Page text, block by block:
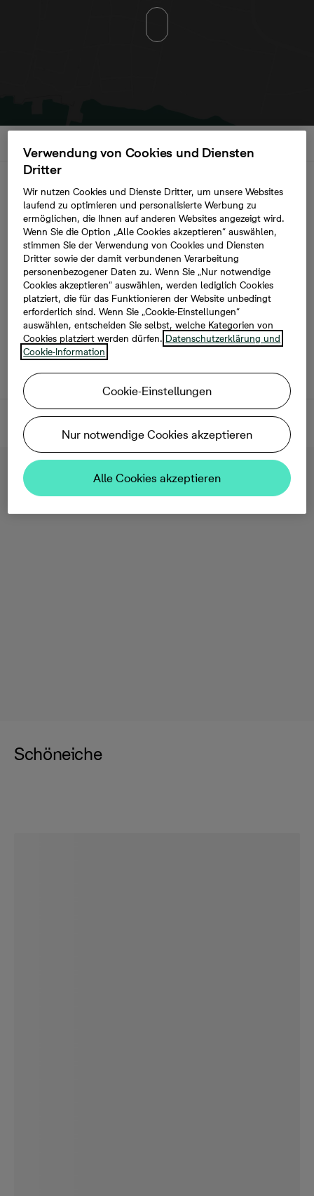
Neu gebaute Immobilien in
Schöneiche
Sie sind auf der Suche nach einer neu gebauten
Immobilie in Schöneiche im Berliner Osten? Dann
sind Sie hier richtig. Schon bald entdecken Sie
nachfolgend unsere aktuellen Bauprojekte in
Schöneiche. Vielleicht ist die passende Immobilie für
Sie dabei.
Bilder
Schöneiche
Verwendung von Cookies und Diensten
Dritter
Wir nutzen Cookies und Dienste Dritter, um unsere Websites
laufend zu optimieren und personalisierte Werbung zu
ermöglichen, die Ihnen auf anderen Websites angezeigt wird.
Wenn Sie die Option „Alle Cookies akzeptieren“ auswählen,
stimmen Sie der Verwendung von Cookies und Diensten
Dritter sowie der damit verbundenen Verarbeitung
personenbezogener Daten zu. Wenn Sie „Nur notwendige
Cookies akzeptieren“ auswählen, werden lediglich Cookies
platziert, die für das Funktionieren der Website unbedingt
erforderlich sind. Wenn Sie „Cookie-Einstellungen“
auswählen, entscheiden Sie selbst, welche Kategorien von
Cookies platziert werden dürfen. Datenschutzerklärung und
Cookie-Information
Cookie-Einstellungen
Nur notwendige Cookies akzeptieren
Alle Cookies akzeptieren